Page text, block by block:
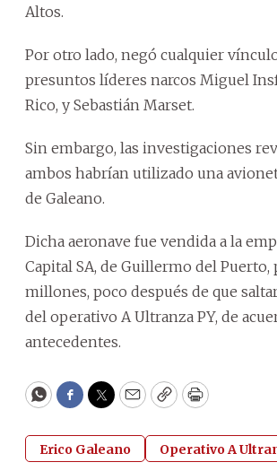
Altos.
Por otro lado, negó cualquier
presuntos líderes narcos Miguel
Rico, y Sebastián Marset.
Sin embargo, las investigaciones
ambos habrían utilizado una
de Galeano.
Dicha aeronave fue vendida a la
Capital SA, de Guillermo del Puerto,
millones, poco después de que
del operativo A Ultranza PY, de
antecedentes.
WhatsApp
Facebook
Twitter
EmailCopyPrint
Erico Galeano Operativo A